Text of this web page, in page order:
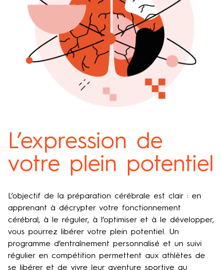
L’expression de
votre plein potentiel
L’objectif de la préparation cérébrale est clair : en
apprenant à décrypter votre fonctionnement
cérébral, à le réguler, à l’optimiser et à le développer,
vous pourrez libérer votre plein potentiel. Un
programme d’entraînement personnalisé et un suivi
régulier en compétition permettent aux athlètes de
se libérer et de vivre leur aventure sportive au